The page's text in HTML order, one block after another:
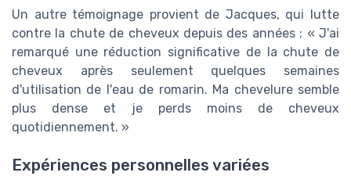
Un autre témoignage provient de Jacques, qui lutte
contre la chute de cheveux depuis des années : « J'ai
remarqué une réduction significative de la chute de
cheveux après seulement quelques semaines
d'utilisation de l'eau de romarin. Ma chevelure semble
plus dense et je perds moins de cheveux
quotidiennement. »
Expériences personnelles variées